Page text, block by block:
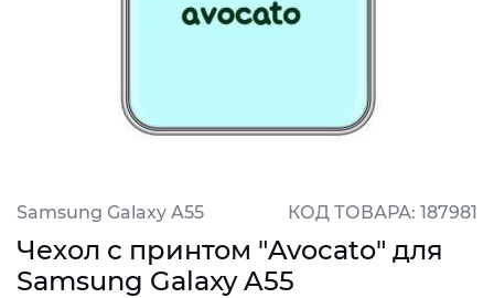
Samsung Galaxy A55 КОД ТОВАРА: 187981
Чехол с принтом "Avocato" для
Samsung Galaxy A55